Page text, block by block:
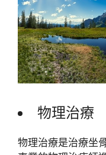
物理治療
物理治療是治療坐